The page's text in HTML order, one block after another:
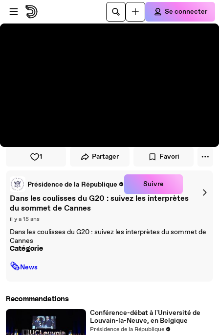
Passer au player
Passer au contenu principal
Se connecter
1 Partager Favori
Présidence de la République Suivre
Dans les coulisses du G20 : suivez les interprètes
du sommet de Cannes
il y a 15 ans
Dans les coulisses du G20 : suivez les interprètes du sommet de
Cannes
Catégorie
🗞News
Recommandations
Conférence-débat à l'Université de
Louvain-la-Neuve, en Belgique
Présidence de la République